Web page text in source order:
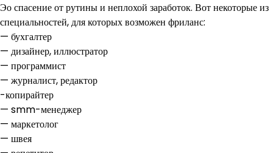
Эо спасение от рутины и неплохой заработок. Вот некоторые из
специальностей, для которых возможен фриланс:
— бухгалтер
— дизайнер, иллюстратор
— программист
— журналист, редактор
-копирайтер
— smm-менеджер
— маркетолог
— швея